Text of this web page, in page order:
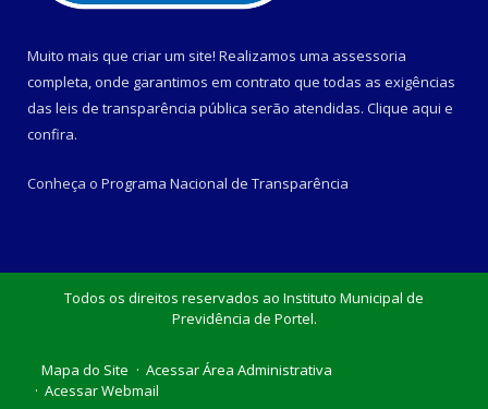
Muito mais que criar um site! Realizamos uma assessoria
completa, onde garantimos em contrato que todas as exigências
das leis de transparência pública serão atendidas. Clique aqui e
confira.
Conheça o Programa Nacional de Transparência
Todos os direitos reservados ao Instituto Municipal de
Previdência de Portel.
Mapa do Site
Acessar Área Administrativa
Acessar Webmail